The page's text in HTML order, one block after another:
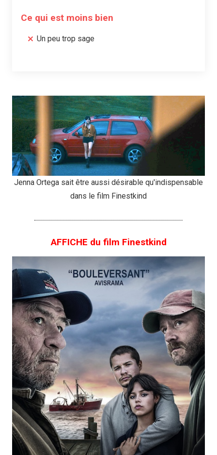
Ce qui est moins bien
Un peu trop sage
Jenna Ortega sait être aussi désirable qu'indispensable
dans le film Finestkind
AFFICHE du film Finestkind